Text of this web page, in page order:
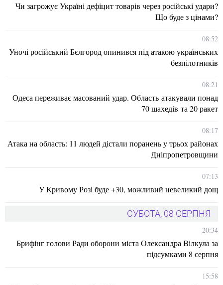
Чи загрожує Україні дефіцит товарів через російські удари?
Що буде з цінами?
08:52
Уночі російський Бєлгород опинився під атакою українських
безпілотників
08:21
Одеса переживає масований удар. Область атакували понад
70 шахедів та 20 ракет
08:17
Атака на область: 11 людей дістали поранень у трьох районах
Дніпропетровщини
07:13
У Кривому Розі буде +30, можливий невеликий дощ
СУБОТА, 08 СЕРПНЯ
20:34
Брифінг голови Ради оборони міста Олександра Вілкула за
підсумками 8 серпня
15:58